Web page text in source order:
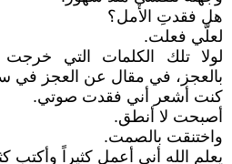
هل فقدتِ الأمل؟
لعلّي فعلت.
لولا تلك الكلمات التي
بالعجز، في مقال عن العجز في
كنت أشعر أني فقدت صوتي.
أصبحت لا أنطق.
واختنقت بالصمت.
يعلم الله أني أعمل كثيراً وأكتب